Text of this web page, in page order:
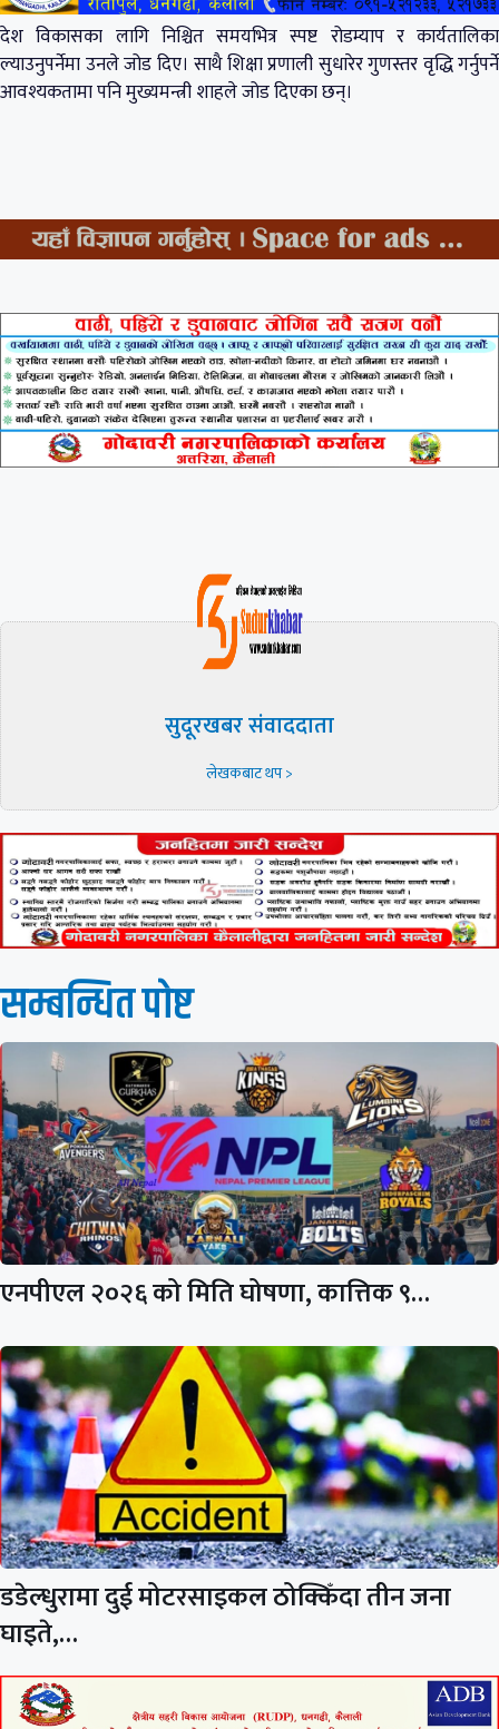
देश विकासका लागि निश्चित समयभित्र स्पष्ट रोडम्याप र कार्यतालिका
ल्याउनुपर्नेमा उनले जोड दिए। साथै शिक्षा प्रणाली सुधारेर गुणस्तर वृद्धि गर्नुपर्ने
आवश्यकतामा पनि मुख्यमन्त्री शाहले जोड दिएका छन्।
सुदूरखबर संवाददाता
लेखकबाट थप >
सम्बन्धित पाेष्ट
एनपीएल २०२६ को मिति घोषणा, कात्तिक ९…
डडेल्धुरामा दुई मोटरसाइकल ठोक्किँदा तीन जना
घाइते,…